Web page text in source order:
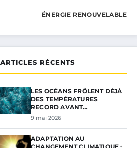
ÉNERGIE RENOUVELABLE
ARTICLES RÉCENTS
LES OCÉANS FRÔLENT DÉJÀ
DES TEMPÉRATURES
RECORD AVANT…
9 mai 2026
ADAPTATION AU
CHANGEMENT CLIMATIQUE :